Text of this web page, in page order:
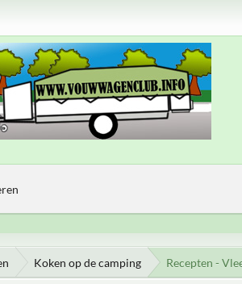
Koken op de camping Recepten -